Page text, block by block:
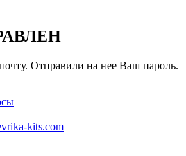
Отправили на нее Ваш пароль.
kits.com